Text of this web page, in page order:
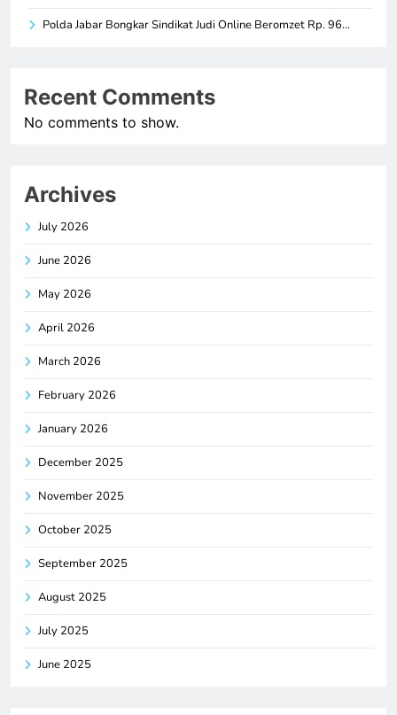
Polda Jabar Bongkar Sindikat Judi Online Beromzet Rp. 96…
Recent Comments
No comments to show.
Archives
July 2026
June 2026
May 2026
April 2026
March 2026
February 2026
January 2026
December 2025
November 2025
October 2025
September 2025
August 2025
July 2025
June 2025